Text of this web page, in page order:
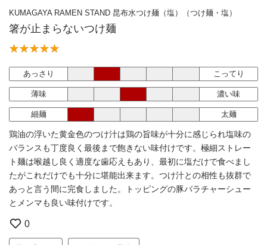
KUMAGAYA RAMEN STAND 昆布水つけ麺（塩）（つけ麺・塩）
箸が止まらないつけ麺
あっさり こってり
薄味 濃い味
細麺 太麺
鶏油の浮いた黄金色のつけ汁は鶏の旨味が十分に感じられ塩味の
バランスも丁度良く最後まで飽きない味付けです。極細ストレー
ト麺は喉越し良く適度な歯応えもあり、最初に塩だけで食べまし
たがこれだけでも十分に堪能出来ます。つけ汁との相性も抜群で
あっと言う間に完食しました。トッピングの豚バラチャーシュー
とメンマも良い味付けです。
0